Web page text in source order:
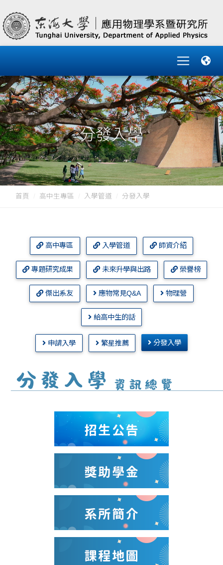
分發入學
首頁 高中生專區 入學管道 分發入學
高中專區 入學管道 師資介紹
專題研究成果 未來升學與出路 榮譽榜
傑出系友 應物常見Q&A 物理營
給高中生的話
申請入學 繁星推薦 分發入學